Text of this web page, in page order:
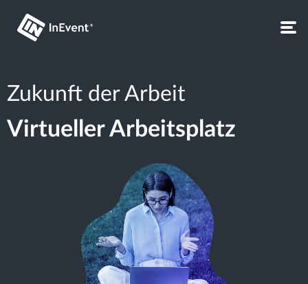
Zukunft der Arbeit
Virtueller Arbeitsplatz